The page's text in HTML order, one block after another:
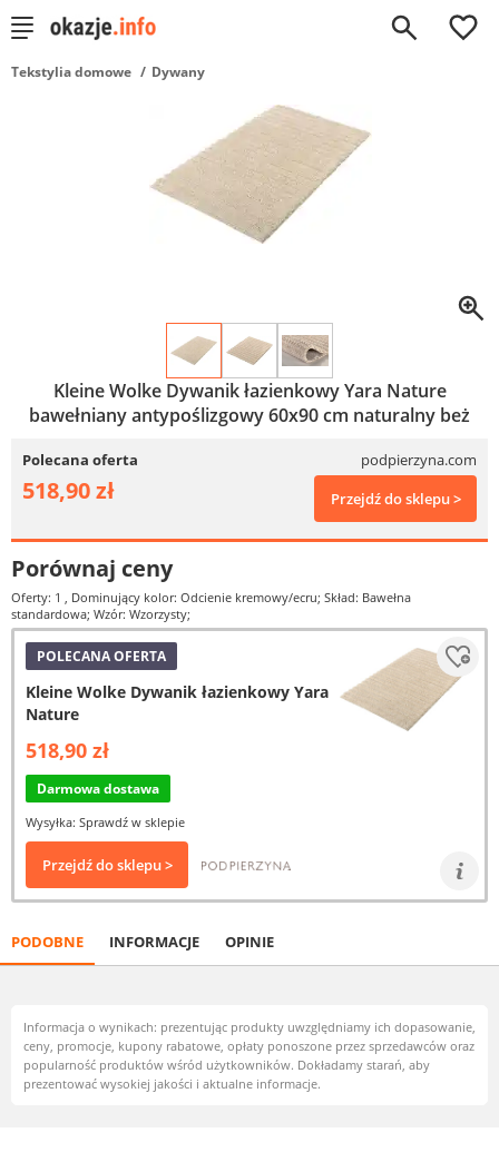
0
Tekstylia domowe Dywany
Kleine Wolke Dywanik łazienkowy Yara Nature
bawełniany antypoślizgowy 60x90 cm naturalny beż
Polecana oferta podpierzyna.com
518,90 zł Przejdź do sklepu >
Porównaj ceny
Oferty: 1 , Dominujący kolor: Odcienie kremowy/ecru; Skład: Bawełna
standardowa; Wzór: Wzorzysty;
POLECANA OFERTA
Kleine Wolke Dywanik łazienkowy Yara
Nature
518,90 zł
Darmowa dostawa
Wysyłka: Sprawdź w sklepie
Przejdź do sklepu >
PODOBNE INFORMACJE OPINIE
Informacja o wynikach: prezentując produkty uwzględniamy ich dopasowanie,
ceny, promocje, kupony rabatowe, opłaty ponoszone przez sprzedawców oraz
popularność produktów wśród użytkowników. Dokładamy starań, aby
prezentować wysokiej jakości i aktualne informacje.